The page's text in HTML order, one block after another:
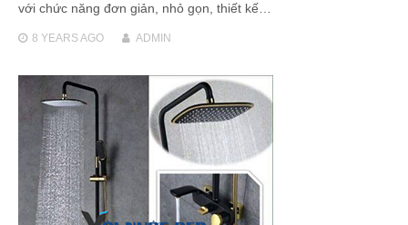
với chức năng đơn giản, nhỏ gọn, thiết kế…
8 YEARSAGO ADMIN